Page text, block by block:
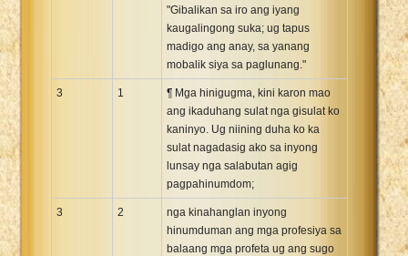
"Gibalikan sa iro ang iyang
kaugalingong suka; ug tapus
madigo ang anay, sa yanang
mobalik siya sa paglunang."
3 1
¶ Mga hinigugma, kini karon mao
ang ikaduhang sulat nga gisulat ko
kaninyo. Ug niining duha ko ka
sulat nagadasig ako sa inyong
lunsay nga salabutan agig
pagpahinumdom;
3 2
nga kinahanglan inyong
hinumduman ang mga profesiya sa
balaang mga profeta ug ang sugo